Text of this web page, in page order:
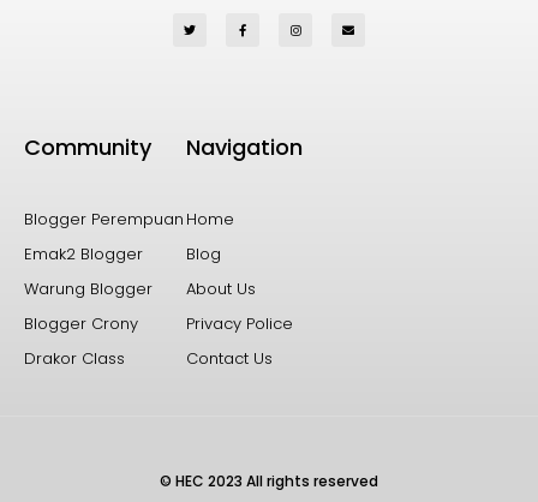
Community
Blogger Perempuan
Emak2 Blogger
Warung Blogger
Blogger Crony
Drakor Class
Navigation
Home
Blog
About Us
Privacy Police
Contact Us
© HEC 2023 All rights reserved